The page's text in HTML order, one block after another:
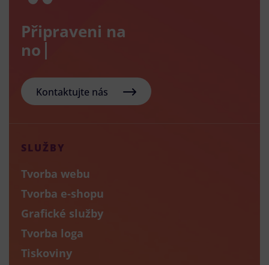
Připraveni na
nový e
Kontaktujte nás
SLUŽBY
Tvorba webu
Tvorba e-shopu
Grafické služby
Tvorba loga
Tiskoviny